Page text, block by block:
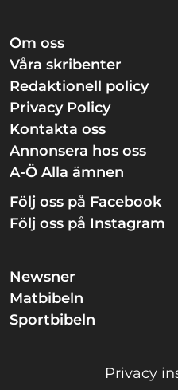
Om oss
Våra skribenter
Redaktionell policy
Privacy Policy
Kontakta oss
Annonsera hos oss
A-Ö Alla ämnen
Följ oss på Facebook
Följ oss på Instagram
Newsner
Matbibeln
Sportbibeln
Privacy